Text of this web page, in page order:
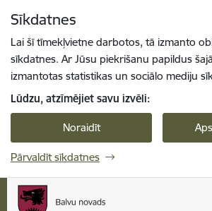
Sīkdatnes
Lai šī tīmekļvietne darbotos, tā izmanto
sīkdatnes. Ar Jūsu piekrišanu papildus
izmantotas statistikas un sociālo mediju
Lūdzu, atzīmējiet savu izvēli:
Noraidīt
Pārvaldīt sīkdatnes